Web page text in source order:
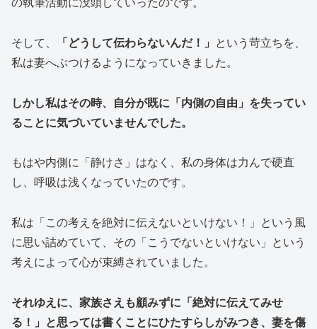
の執筆活動に没頭していったのです。
そして、 「どうして伝わらないんだ！」
という苛立ちを、
私は妻へぶつけるようになっていきました。
しかし私はその時、自分が既に「内側の自由」を失ってい
ることに気づいていませんでした。
もはや内側に「静けさ」はなく、私の身体は力んで硬直
し、呼吸は浅くなっていたのです。
私は「この考えを絶対に伝えないといけない！」という風
に思い詰めていて、その「こうでないといけない」という
考えによって心が束縛されていました。
それゆえに、家族さえも顧みずに「絶対に伝えてみせ
る！」と思っては書くことにひたすらしがみつき、妻を傷